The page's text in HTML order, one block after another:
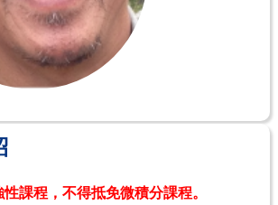
課程，不得抵免微積分課程。